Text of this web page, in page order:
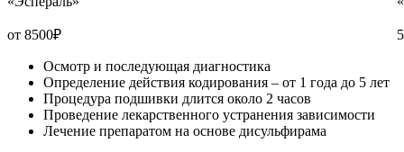
от 8500₽
Осмотр и последующая диагностика
Определение действия кодирования – от 1 года до 5 лет
Процедура подшивки длится около 2 часов
Проведение лекарственного устранения зависимости
Лечение препаратом на основе дисульфирама